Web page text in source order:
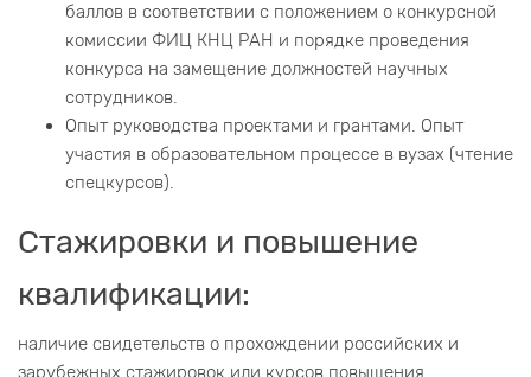
баллов в соответствии с положением о конкурсной
комиссии ФИЦ КНЦ РАН и порядке проведения
конкурса на замещение должностей научных
сотрудников.
Опыт руководства проектами и грантами. Опыт
участия в образовательном процессе в вузах (чтение
спецкурсов).
Стажировки и повышение
квалификации:
наличие свидетельств о прохождении российских и
зарубежных стажировок или курсов повышения